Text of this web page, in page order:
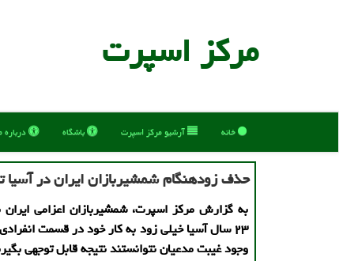
مركز اسپرت
خانه آرشیو مركز اسپرت باشگاه
حذف زودهنگام شمشیربازان ایران در آسیا
به گزارش مرکز اسپرت، شمشیربازان اعزامی
۲۳ سال آسیا خیلی زود به کار خود در قسمت انفرادی
وجود غیبت مدعیان نتوانستند نتیجه قابل توجهی